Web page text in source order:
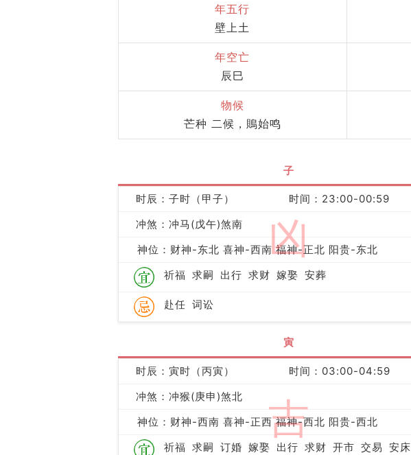
年五行
壁上土
年空亡
辰巳
物候
芒种 二候，鵙始鸣
子
凶
时辰：子时（甲子）
时间：23:00-00:59
冲煞：冲马(戊午)煞南
神位：财神-东北 喜神-西南 福神-正北 阳贵-东北
祈福 求嗣 出行 求财 嫁娶 安葬
赴任 词讼
寅
吉
时辰：寅时（丙寅）
时间：03:00-04:59
冲煞：冲猴(庚申)煞北
神位：财神-西南 喜神-正西 福神-西北 阳贵-西北
祈福 求嗣 订婚 嫁娶 出行 求财 开市 交易 安床